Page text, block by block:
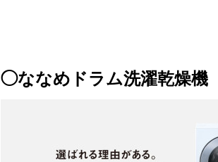
◯ななめドラム洗濯乾燥機